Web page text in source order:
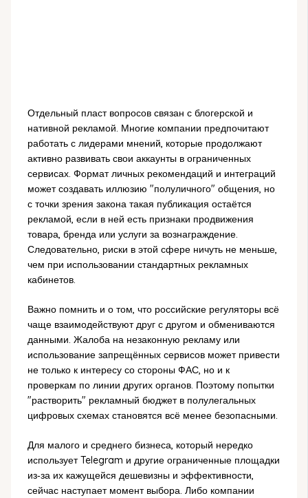
Отдельный пласт вопросов связан с блогерской и
нативной рекламой. Многие компании предпочитают
работать с лидерами мнений, которые продолжают
активно развивать свои аккаунты в ограниченных
сервисах. Формат личных рекомендаций и интеграций
может создавать иллюзию "полуличного" общения, но
с точки зрения закона такая публикация остаётся
рекламой, если в ней есть признаки продвижения
товара, бренда или услуги за вознаграждение.
Следовательно, риски в этой сфере ничуть не меньше,
чем при использовании стандартных рекламных
кабинетов.
Важно помнить и о том, что российские регуляторы всё
чаще взаимодействуют друг с другом и обмениваются
данными. Жалоба на незаконную рекламу или
использование запрещённых сервисов может привести
не только к интересу со стороны ФАС, но и к
проверкам по линии других органов. Поэтому попытки
"растворить" рекламный бюджет в полулегальных
цифровых схемах становятся всё менее безопасными.
Для малого и среднего бизнеса, который нередко
использует Telegram и другие ограниченные площадки
из‑за их кажущейся дешевизны и эффективности,
сейчас наступает момент выбора. Либо компании